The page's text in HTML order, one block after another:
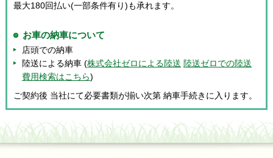
最大180回払い(一部条件有り)も承れます。
お車の納車について
店頭での納車
陸送による納車 (株式会社ゼロによる陸送 陸送ゼロでの陸送
費用検索はこちら)
ご契約後 当社にて必要書類が揃い次第 納車手続きに入ります。